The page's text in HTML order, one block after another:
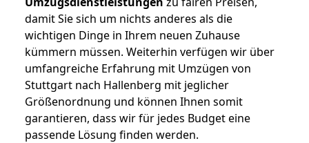
damit Sie sich um nichts anderes als die
wichtigen Dinge in Ihrem neuen Zuhause
kümmern müssen. Weiterhin verfügen wir über
umfangreiche Erfahrung mit Umzügen von
Stuttgart nach Hallenberg mit jeglicher
Größenordnung und können Ihnen somit
garantieren, dass wir für jedes Budget eine
passende Lösung finden werden.